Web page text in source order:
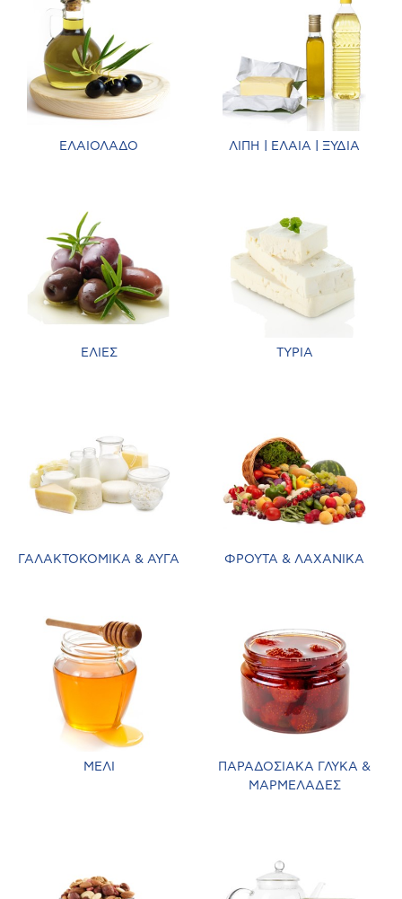
ΕΛΑΙΟΛΑΔΟ ΛΙΠΗ | ΕΛΑΙΑ | ΞΥΔΙΑ
ΕΛΙΕΣ ΤΥΡΙΑ
ΓΑΛΑΚΤΟΚΟΜΙΚΑ & ΑΥΓΑ ΦΡΟΥΤΑ & ΛΑΧΑΝΙΚΑ
ΜΕΛΙ
ΠΑΡΑΔΟΣΙΑΚΑ ΓΛΥΚΑ &
ΜΑΡΜΕΛΑΔΕΣ